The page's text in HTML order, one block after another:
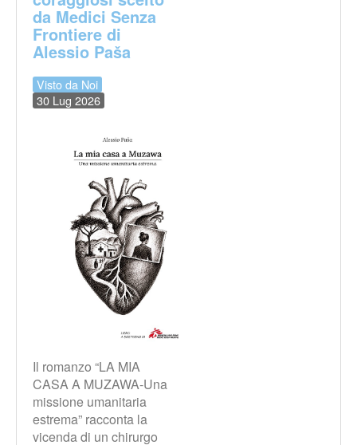
da Medici Senza
Frontiere di
Alessio Paša
Visto da Noi
30 Lug 2026
Il romanzo “LA MIA
CASA A MUZAWA-Una
missione umanitaria
estrema” racconta la
vicenda di un chirurgo